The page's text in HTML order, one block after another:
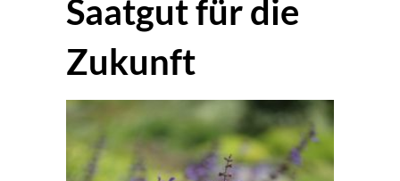
Saatgut für die
Zukunft